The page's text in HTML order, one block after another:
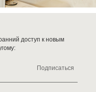
доступ к новым
Подписаться